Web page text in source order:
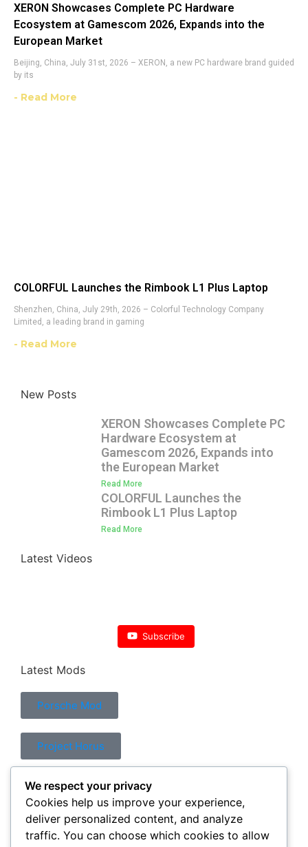
XERON Showcases Complete PC Hardware
Ecosystem at Gamescom 2026, Expands into the
European Market
Beijing, China, July 31st, 2026 – XERON, a new PC hardware brand guided
by its
- Read More
COLORFUL Launches the Rimbook L1 Plus Laptop
Shenzhen, China, July 29th, 2026 – Colorful Technology Company
Limited, a leading brand in gaming
- Read More
New Posts
XERON Showcases Complete PC
Hardware Ecosystem at
Gamescom 2026, Expands into
the European Market
Read More
COLORFUL Launches the
Rimbook L1 Plus Laptop
Read More
Latest Videos
Subscribe
Latest Mods
Porsche Mod
Project Horus
Control Mod
We respect your privacy
Cookies help us improve your experience,
deliver personalized content, and analyze
traffic. You can choose which cookies to allow